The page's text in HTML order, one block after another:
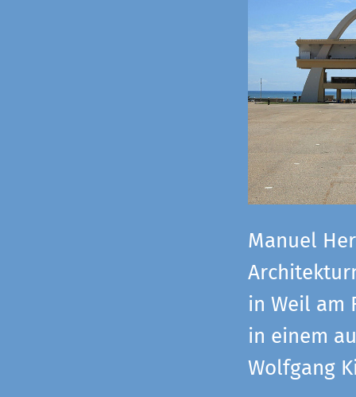
Manuel
in Weil am
in einem
Wolfgang